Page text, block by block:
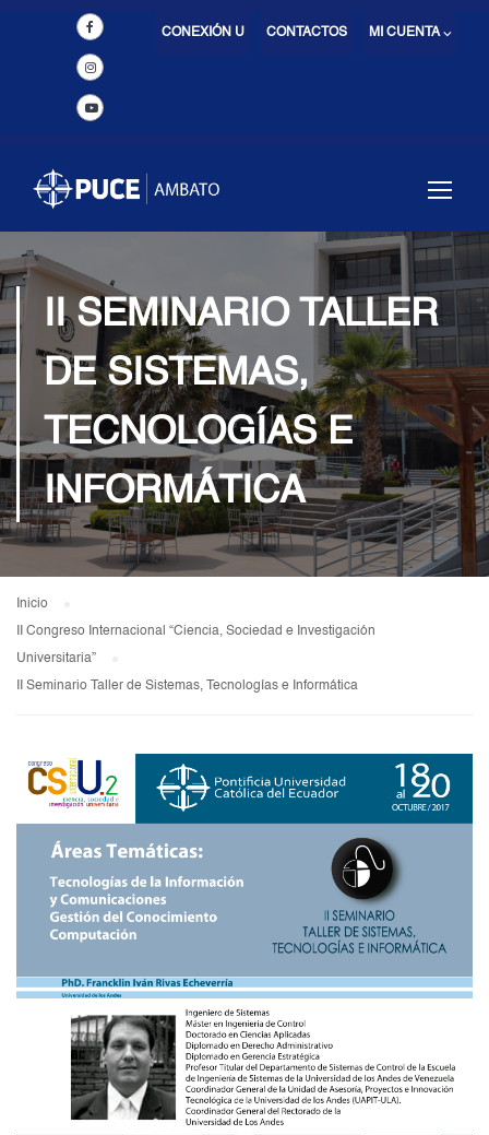
MI CUENTA ⌵
CONTACTOS
CONEXIÓN U
II SEMINARIO TALLER
DE SISTEMAS,
TECNOLOGÍAS E
INFORMÁTICA
Inicio
II Congreso Internacional “Ciencia, Sociedad e Investigación
Universitaria”
II Seminario Taller de Sistemas, Tecnologías e Informática